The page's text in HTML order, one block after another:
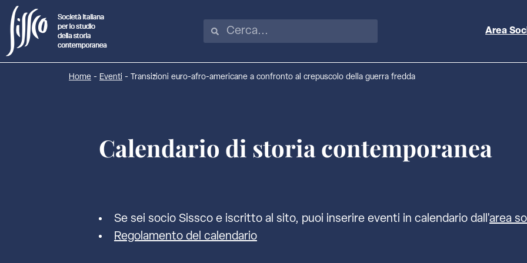
Area
Home - Eventi - Transizioni euro-afro-americane a confronto al crepuscolo della guerra fredda
Calendario di storia contemporanea
Se sei socio Sissco e iscritto al sito, puoi inserire eventi in calendario dall'area
Regolamento del calendario